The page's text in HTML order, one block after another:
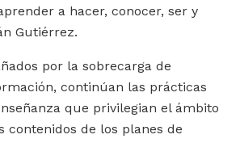
a hacer, conocer, ser y
Gutiérrez.
por la sobrecarga de
continúan las prácticas
que privilegian el ámbito
contenidos de los planes de